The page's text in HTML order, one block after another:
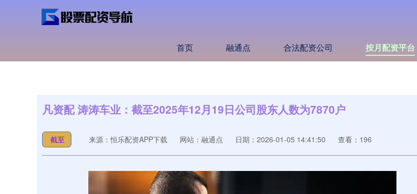
首页 融通点 合法配资公司 按月配资平台
凡资配 涛涛车业：截至2025年12月19日公司股东人数为7870户
截至 来源：恒乐配资APP下载 网站：融通点 日期：2026-01-05 14:41:50 查看：196